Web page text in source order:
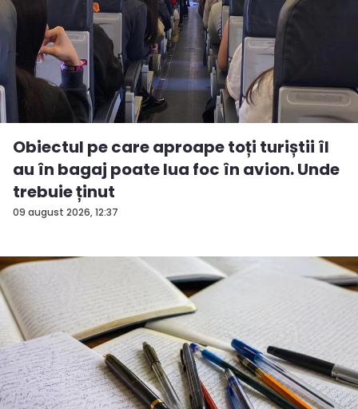
09 august 2026, 12:37
Obiectul pe care aproape toți turiștii îl
au în bagaj poate lua foc în avion. Unde
trebuie ținut